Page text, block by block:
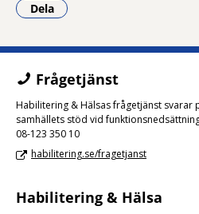
Dela
- Klicka för att öppna
Frågetjänst
Habilitering & Hälsas frågetjänst
samhällets stöd vid
08-123 350 10
habilitering.se/fragetjanst
Habilitering & Hälsa